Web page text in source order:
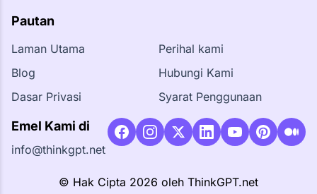
Pautan
Laman Utama
Blog
Dasar Privasi
Perihal kami
Hubungi Kami
Syarat Penggunaan
Emel Kami di
info@thinkgpt.net
© Hak Cipta 2026 oleh ThinkGPT.net